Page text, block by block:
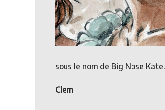
sous le nom de Big Nose Kate.
Clem